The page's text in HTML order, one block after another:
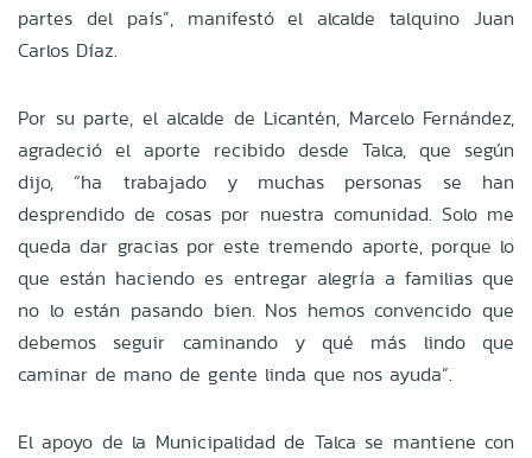
partes del país”, manifestó el alcalde talquino Juan
Carlos Díaz.
Por su parte, el alcalde de Licantén, Marcelo Fernández,
agradeció el aporte recibido desde Talca, que según
dijo, “ha trabajado y muchas personas se han
desprendido de cosas por nuestra comunidad. Solo me
queda dar gracias por este tremendo aporte, porque lo
que están haciendo es entregar alegría a familias que
no lo están pasando bien. Nos hemos convencido que
debemos seguir caminando y qué más lindo que
caminar de mano de gente linda que nos ayuda”.
El apoyo de la Municipalidad de Talca se mantiene con